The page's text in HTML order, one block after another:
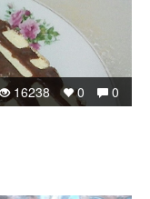
0
0
16238